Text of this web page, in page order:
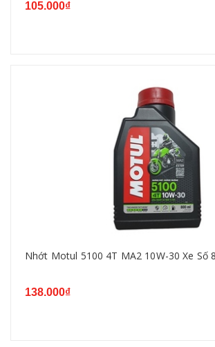
105.000₫
Nhớt Motul 5100 4T MA2 10W-30 Xe Số
138.000₫